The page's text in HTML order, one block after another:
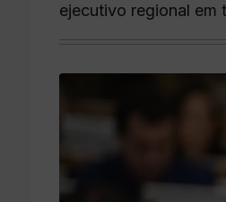
ejecutivo regional em